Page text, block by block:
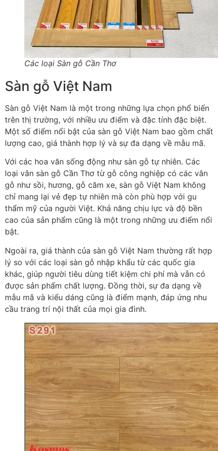
Các loại Sàn gỗ Cần Thơ
Sàn gỗ Việt Nam
Sàn gỗ Việt Nam là một trong những lựa chọn phổ biến
trên thị trường, với nhiều ưu điểm và đặc tính đặc biệt.
Một số điểm nổi bật của sàn gỗ Việt Nam bao gồm chất
lượng cao, giá thành hợp lý và sự đa dạng về mẫu mã.
Với các hoa văn sống động như sàn gỗ tự nhiên. Các
loại vân sàn gỗ Cần Thơ từ gỗ công nghiệp có các vân
gỗ như sồi, hương, gỗ căm xe, sàn gỗ Việt Nam không
chỉ mang lại vẻ đẹp tự nhiên mà còn phù hợp với gu
thẩm mỹ của người Việt. Khả năng chịu lực và độ bền
cao của sản phẩm cũng là một trong những ưu điểm nổi
bật.
Ngoài ra, giá thành của sàn gỗ Việt Nam thường rất hợp
lý so với các loại sàn gỗ nhập khẩu từ các quốc gia
khác, giúp người tiêu dùng tiết kiệm chi phí mà vẫn có
được sản phẩm chất lượng. Đồng thời, sự đa dạng về
mẫu mã và kiểu dáng cũng là điểm mạnh, đáp ứng nhu
cầu trang trí nội thất của mọi gia đình.